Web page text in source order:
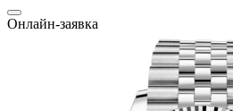
Онлайн-заявка